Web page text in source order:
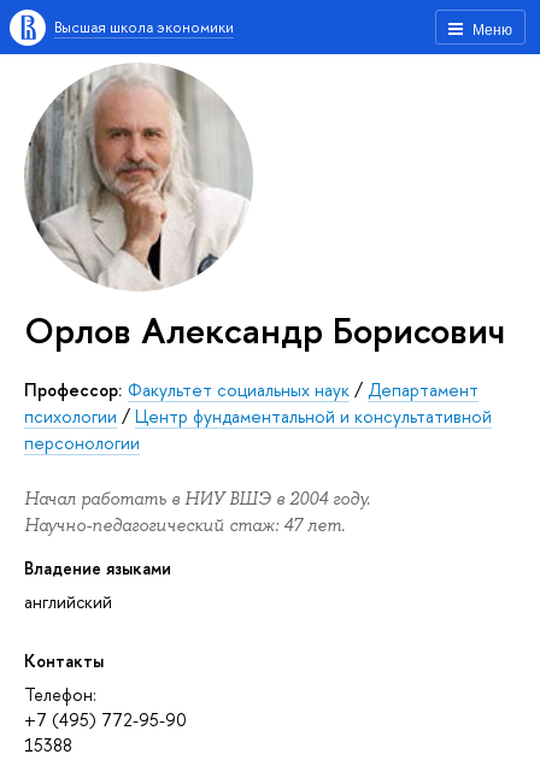
Меню
Высшая школа экономики
Орлов Александр Борисович
Профессор: Факультет социальных наук / Департамент
психологии / Центр фундаментальной и консультативной
персонологии
Начал работать в НИУ ВШЭ в 2004 году.
Научно-педагогический стаж: 47 лет.
Владение языками
английский
Контакты
Телефон:
+7 (495) 772-95-90
15388